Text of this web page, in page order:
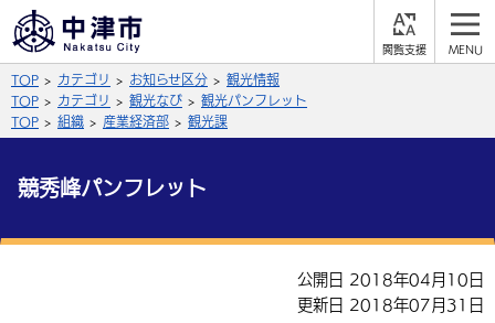
文字の大きさ
拡大 標準
公式SNS
サイト内検索
TOP カテゴリ お知らせ区分
観光情報
TOP
カテゴリ 観光なび
観光パンフレット
TOP
組織 産業経済部 観光課
競秀峰パンフレット
公開日 2018年04月10日
更新日 2018年07月31日